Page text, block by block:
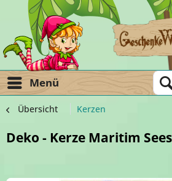
Menü
Übersicht Kerzen
Deko - Kerze Maritim